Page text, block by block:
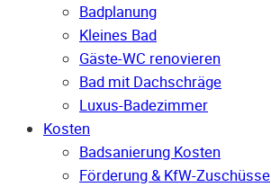
Badplanung
Kleines Bad
Gäste-WC renovieren
Bad mit Dachschräge
Luxus-Badezimmer
Kosten
Badsanierung Kosten
Förderung & KfW-Zuschüsse